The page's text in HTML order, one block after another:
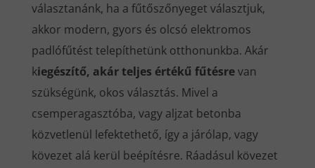
választanánk, ha a fűtőszőnyeget választjuk,
akkor modern, gyors és olcsó elektromos
padlófűtést telepíthetünk otthonunkba. Akár
kiegészítő, akár teljes értékű fűtésrevan
szükségünk, okos választás. Mivel a
csemperagasztóba, vagy aljzat betonba
közvetlenül lefektethető, így a járólap, vagy
kövezet alá kerül beépítésre. Ráadásul kövezet